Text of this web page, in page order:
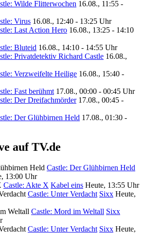
Wilde Flitterwochen 16.08., 11:55 -
Virus 16.08., 12:40 - 13:25 Uhr
Last Action Hero 16.08., 13:25 - 14:10
Bluteid 16.08., 14:10 - 14:55 Uhr
Privatdetektiv Richard Castle 16.08.,
Verzweifelte Heilige 16.08., 15:40 -
Fast berühmt 17.08., 00:00 - 00:45 Uhr
Der Dreifachmörder 17.08., 00:45 -
Der Glühbirnen Held 17.08., 01:30 -
auf TV.de
Castle: Der Glühbirnen Held
13:00 Uhr
Castle: Akte X Kabel eins Heute, 13:55 Uhr
Castle: Unter Verdacht Sixx Heute,
Castle: Mord im Weltall Sixx
Castle: Unter Verdacht Sixx Heute,